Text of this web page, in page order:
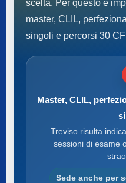
scelta. Per questo è
master, CLIL,
singoli e percorsi 30
Master, CLIL,
Treviso risulta
sessioni di esame
Sede anche per